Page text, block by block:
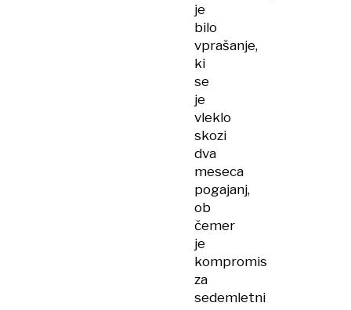
je
bilo
vprašanje,
ki
se
je
vleklo
skozi
dva
meseca
pogajanj,
ob
čemer
je
kompromis
za
sedemletni